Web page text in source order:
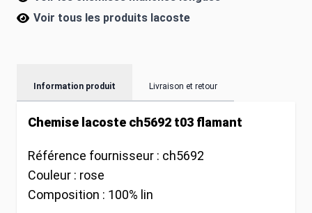
Voir tous les produits lacoste
Information produit Livraison et retour
Chemise lacoste ch5692 t03 flamant
Référence fournisseur : ch5692
Couleur : rose
Composition : 100% lin